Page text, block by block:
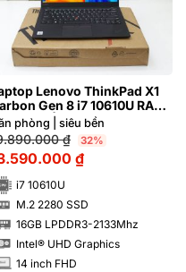
Lenovo ThinkPad X1
Gen 8 i7 10610U RAM
FHD | Hàng xách tay
phòng | siêu bền
₫ 32%
₫
i7 10610U
SSD M.2 2280 SSD
RAM
16GB LPDDR3-2133Mhz
Intel® UHD Graphics
INCH 14 inch FHD